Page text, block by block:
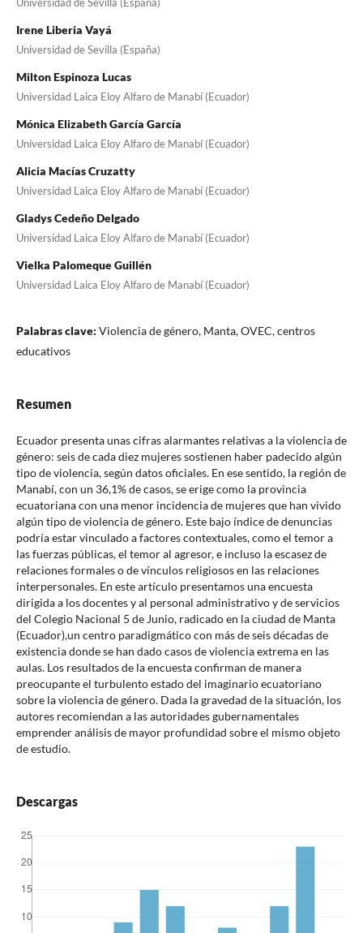
Irene Liberia Vayá
Universidad de Sevilla (España)
Milton Espinoza Lucas
Universidad Laica Eloy Alfaro de Manabí (Ecuador)
Mónica Elizabeth García García
Universidad Laica Eloy Alfaro de Manabí (Ecuador)
Alicia Macías Cruzatty
Universidad Laica Eloy Alfaro de Manabí (Ecuador)
Gladys Cedeño Delgado
Universidad Laica Eloy Alfaro de Manabí (Ecuador)
Vielka Palomeque Guillén
Universidad Laica Eloy Alfaro de Manabí (Ecuador)
Palabras clave: Violencia de género, Manta, OVEC, centros
educativos
Resumen
Ecuador presenta unas cifras alarmantes relativas a la violencia de
género: seis de cada diez mujeres sostienen haber padecido algún
tipo de violencia, según datos oficiales. En ese sentido, la región de
Manabí, con un 36,1% de casos, se erige como la provincia
ecuatoriana con una menor incidencia de mujeres que han vivido
algún tipo de violencia de género. Este bajo índice de denuncias
podría estar vinculado a factores contextuales, como el temor a
las fuerzas públicas, el temor al agresor, e incluso la escasez de
relaciones formales o de vínculos religiosos en las relaciones
interpersonales. En este artículo presentamos una encuesta
dirigida a los docentes y al personal administrativo y de servicios
del Colegio Nacional 5 de Junio, radicado en la ciudad de Manta
(Ecuador),un centro paradigmático con más de seis décadas de
existencia donde se han dado casos de violencia extrema en las
aulas. Los resultados de la encuesta confirman de manera
preocupante el turbulento estado del imaginario ecuatoriano
sobre la violencia de género. Dada la gravedad de la situación, los
autores recomiendan a las autoridades gubernamentales
emprender análisis de mayor profundidad sobre el mismo objeto
de estudio.
Descargas